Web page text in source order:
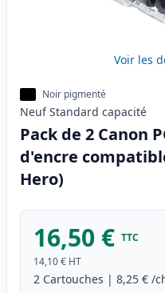
Voir les
Noir pigmenté
Neuf Standard capacité
Pack de 2 Canon
d'encre
Hero)
16,50 € TTC
14,10 € HT
2 Cartouches | 8,25 € /